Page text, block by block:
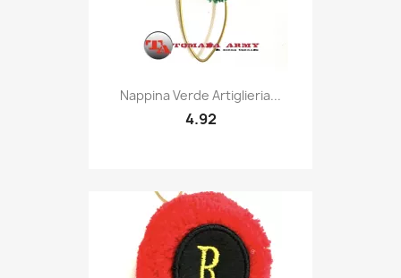
Quick view
Nappina Verde Artiglieria...
4.92